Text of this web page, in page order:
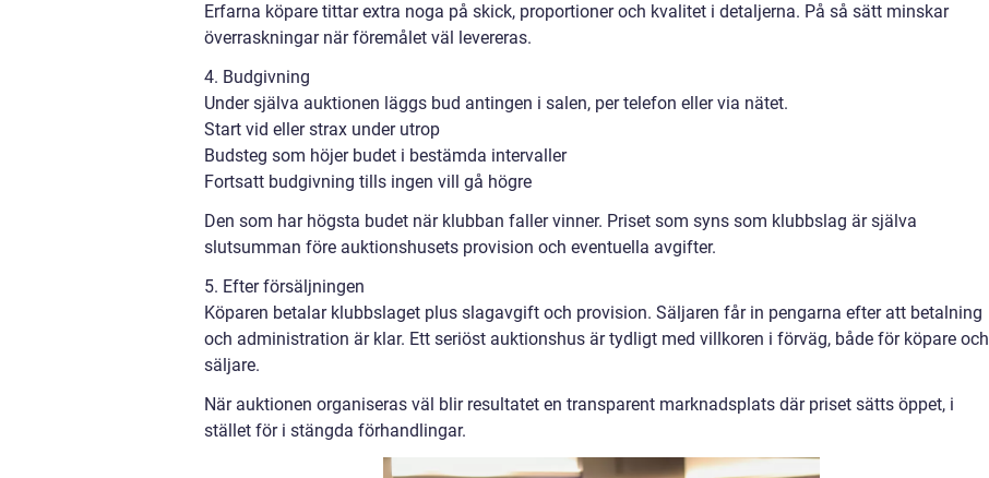
Erfarna köpare tittar extra noga på skick, proportioner och kvalitet i detaljerna. På så sätt minskar
överraskningar när föremålet väl levereras.
4. Budgivning
Under själva auktionen läggs bud antingen i salen, per telefon eller via nätet.
Start vid eller strax under utrop
Budsteg som höjer budet i bestämda intervaller
Fortsatt budgivning tills ingen vill gå högre
Den som har högsta budet när klubban faller vinner. Priset som syns som klubbslag är själva
slutsumman före auktionshusets provision och eventuella avgifter.
5. Efter försäljningen
Köparen betalar klubbslaget plus slagavgift och provision. Säljaren får in pengarna efter att betalning
och administration är klar. Ett seriöst auktionshus är tydligt med villkoren i förväg, både för köpare och
säljare.
När auktionen organiseras väl blir resultatet en transparent marknadsplats där priset sätts öppet, i
stället för i stängda förhandlingar.